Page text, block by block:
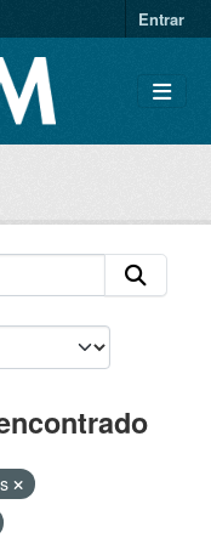
Entrar